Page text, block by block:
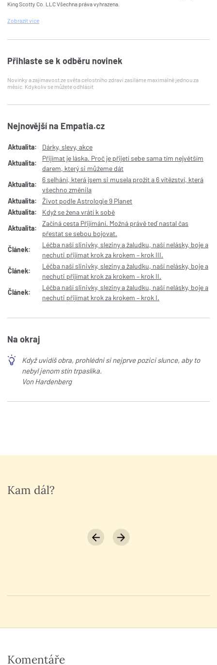
King Scotty Co. LLC Všechna práva vyhrazena.
Zobrazitvíce
Přihlaste se k odběru novinek
Novinky a zajímavost ze světa celostního zdraví zasíláme maximálně jednou za
měsíc. Kdykoliv se můžete odhlásit
Nejnovější na Empatia.cz
Aktualita:
Dárky, slevy, akce
Aktualita:
Přijímat je láska. Proč je přijetí sebe sama tím největším
darem, který si můžeme dát
Aktualita:
6 selhání, která jsem si musela prožít a 6 vítězství, která
všechno změnila
Aktualita:
Život podle Astrologie 9 Planet
Aktualita:
Když se žena vrátí k sobě
Aktualita:
Začíná cesta Přijímání. Možná právě teď nastal čas
přestat se sebou bojovat.
Článek:
Léčba naší slinivky, sleziny a žaludku, naší nelásky, boje a
nechuti přijímat krok za krokem – krok III.
Článek:
Léčba naší slinivky, sleziny a žaludku, naší nelásky, boje a
nechuti přijímat krok za krokem – krok II.
Článek:
Léčba naší slinivky, sleziny a žaludku, naší nelásky, boje a
nechuti přijímat krok za krokem – krok I.
Na okraj
Když uvidíš obra, prohlédni si nejprve pozici slunce, aby to
nebyl jenom stín trpaslíka.
Von Hardenberg
Kam dál?
Komentáře